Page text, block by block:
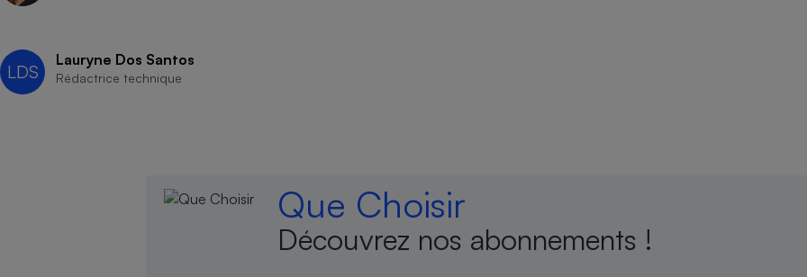
LDS
Lauryne Dos Santos
Rédactrice technique
Que Choisir
Découvrez nos abonnements !